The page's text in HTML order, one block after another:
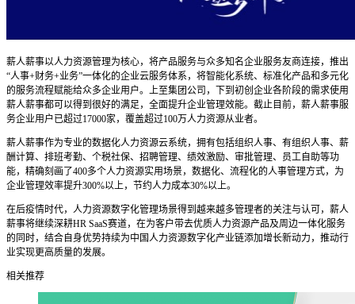
薪人薪事以人力资源管理为核心，将产品服务与众多知名企业服务友商连接，推出
“人事+财务+业务”一体化的企业云服务体系，将智能化系统、标准化产品和多元化
的服务流程赋能给众多企业用户。上至集团公司，下到初创企业各阶段的需求使用
薪人薪事都可以得到很好的满足，全面提升企业管理效能。截止目前，薪人薪事服
务企业用户已超过17000家，覆盖超过100万人力资源从业者。
薪人薪事作为专业的数据化人力资源云系统，拥有包括组织人事、有组织人事、薪
酬计算、排班考勤、个税社保、招聘管理、绩效激励、审批管理、员工自助等功
能，精确刻画了400多个人力资源实用场景，数据化、流程化的人事管理方式，为
企业管理效率提升300%以上，节约人力成本30%以上。
在后疫情时代，人力资源数字化管理场景得到越来越多管理者的关注与认可，薪人
薪事将继续深耕HR SaaS赛道，在为客户带去优质人力资源产品及周边一体化服务
的同时，结合自身优势持续为中国人力资源数字化产业链添加增长新动力，推动行
业实现更高质量的发展。
相关推荐